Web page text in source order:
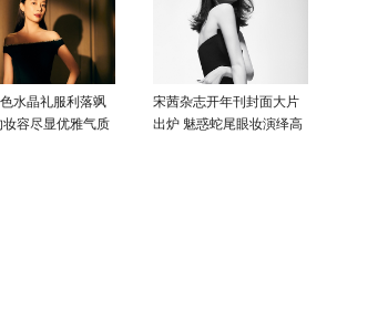
水晶礼服利落飒
妆容尽显优雅气质
宋茜杂志开年刊封面大片
出炉 魅惑蛇尾眼妆演绎高